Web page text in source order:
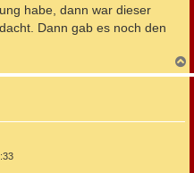
habe, dann war dieser
Dann gab es noch den
a